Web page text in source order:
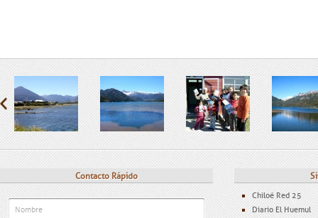
Contacto Rápido
Chiloé Red 25
Diario El Huemul